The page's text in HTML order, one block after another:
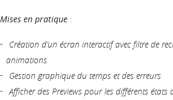
Mises en pratique :
Création d’un écran interactif avec filtre de
animations
Gestion graphique du temps et des erreurs
Afficher des Previews pour les différents états